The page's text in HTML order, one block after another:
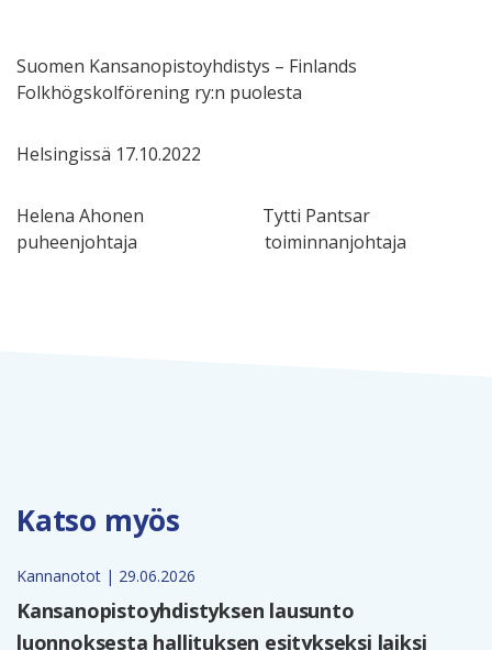
Suomen Kansanopistoyhdistys – Finlands
Folkhögskolförening ry:n puolesta
Helsingissä 17.10.2022
Helena Ahonen Tytti Pantsar
puheenjohtaja toiminnanjohtaja
Katso myös
Kannanotot | 29.06.2026
Kansanopistoyhdistyksen lausunto
luonnoksesta hallituksen esitykseksi laiksi